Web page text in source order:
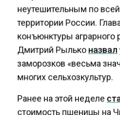
неутешительным по
территории России.
конъюнктуры
Дмитрий Рыльконазвал
заморозков «весьма
многих сельхозкультур.
Ранее на этой неделе
стоимость пшеницы на